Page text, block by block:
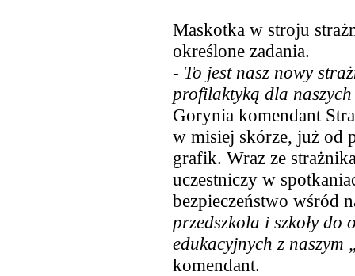
Maskotka w stroju
określone zadania.
- To jest nasz nowy
profilaktyką dla
Gorynia komendant
w misiej skórze, już od
grafik. Wraz ze
uczestniczy w
bezpieczeństwo wśród
przedszkola i szkoły
edukacyjnych z
komendant.